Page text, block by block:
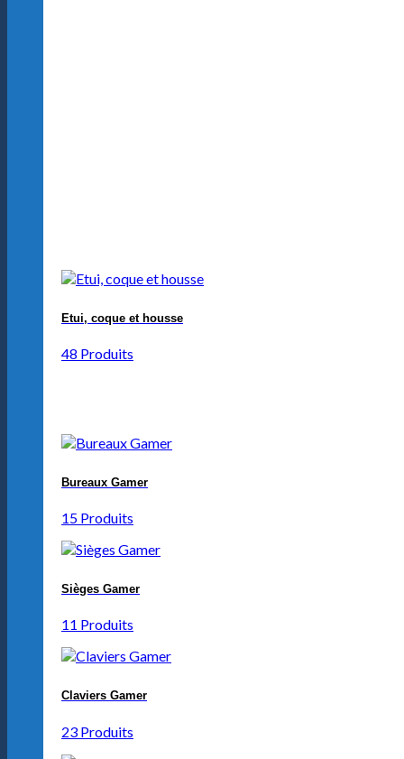
Etui, coque et housse
48 Produits
Bureaux Gamer
15 Produits
Sièges Gamer
11 Produits
Claviers Gamer
23 Produits